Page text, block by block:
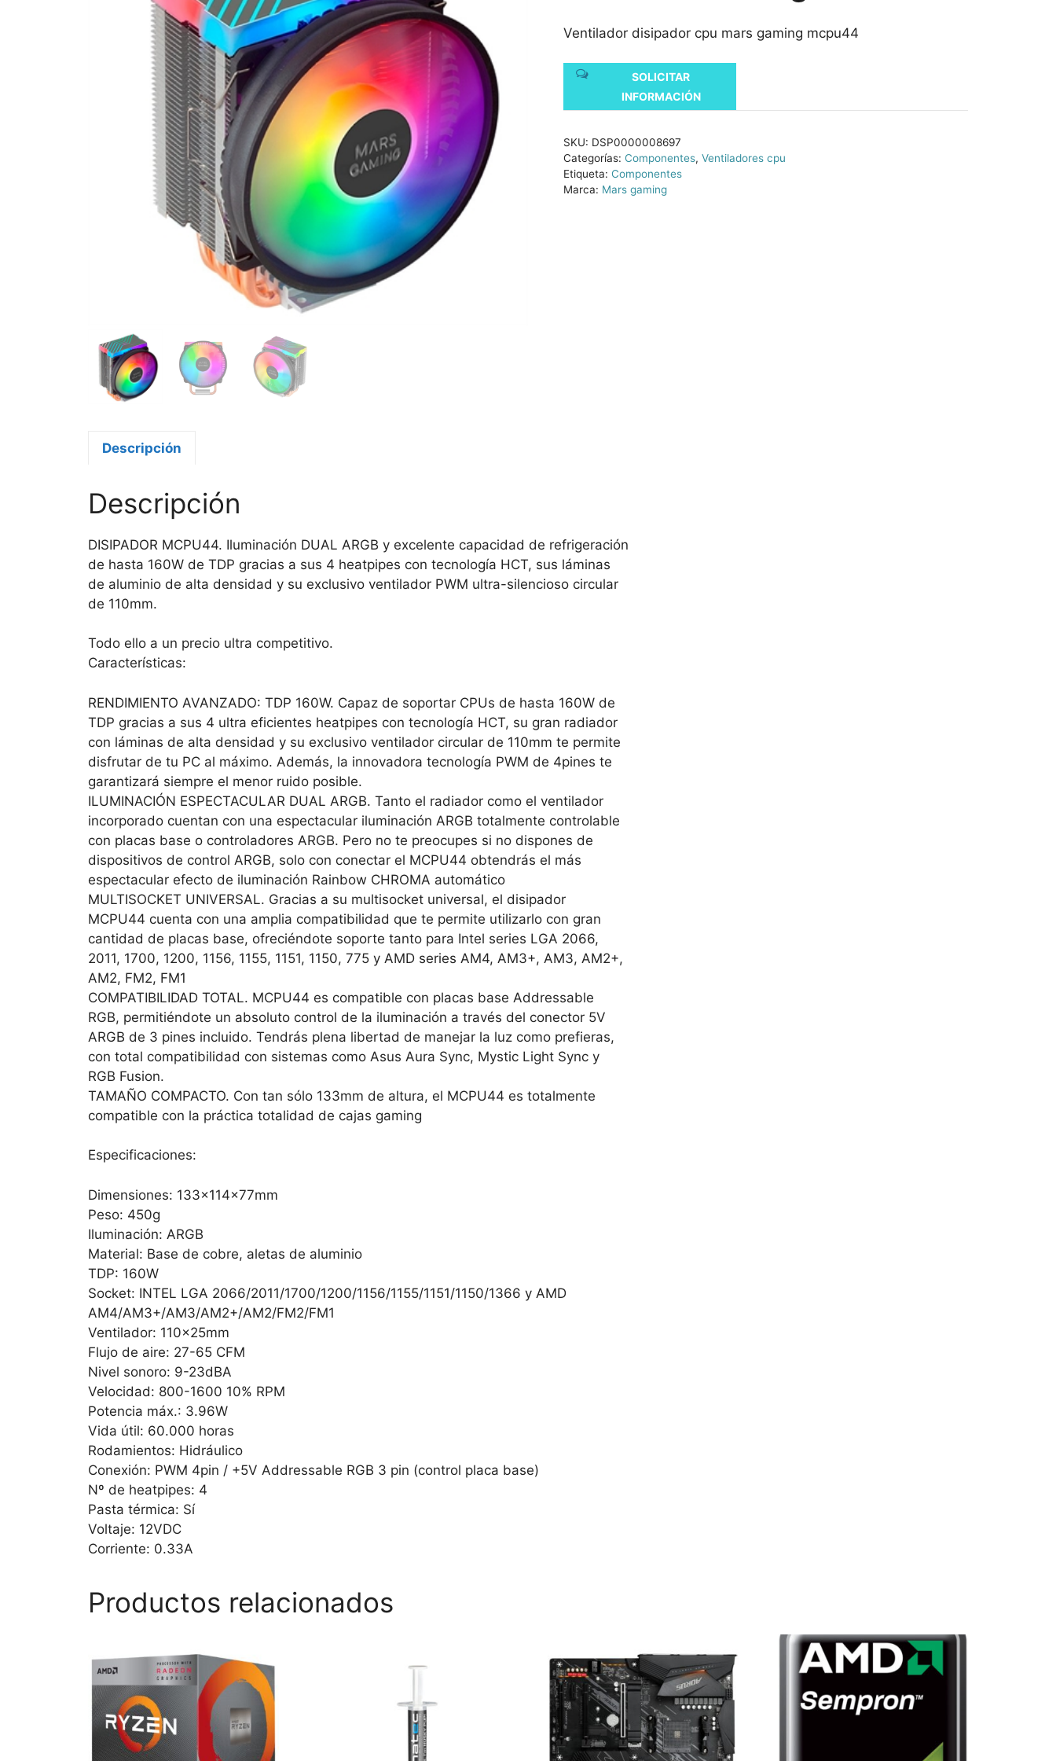
Ventilador disipador cpu mars gaming mcpu44
SOLICITAR
INFORMACIÓN
SKU: DSP0000008697
Categorías: Componentes, Ventiladores cpu
Etiqueta: Componentes
Marca: Mars gaming
Descripción
Descripción
DISIPADOR MCPU44. Iluminación DUAL ARGB y excelente capacidad de refrigeración
de hasta 160W de TDP gracias a sus 4 heatpipes con tecnología HCT, sus láminas
de aluminio de alta densidad y su exclusivo ventilador PWM ultra-silencioso circular
de 110mm.
Todo ello a un precio ultra competitivo.
Características:
RENDIMIENTO AVANZADO: TDP 160W. Capaz de soportar CPUs de hasta 160W de
TDP gracias a sus 4 ultra eficientes heatpipes con tecnología HCT, su gran radiador
con láminas de alta densidad y su exclusivo ventilador circular de 110mm te permite
disfrutar de tu PC al máximo. Además, la innovadora tecnología PWM de 4pines te
garantizará siempre el menor ruido posible.
ILUMINACIÓN ESPECTACULAR DUAL ARGB. Tanto el radiador como el ventilador
incorporado cuentan con una espectacular iluminación ARGB totalmente controlable
con placas base o controladores ARGB. Pero no te preocupes si no dispones de
dispositivos de control ARGB, solo con conectar el MCPU44 obtendrás el más
espectacular efecto de iluminación Rainbow CHROMA automático
MULTISOCKET UNIVERSAL. Gracias a su multisocket universal, el disipador
MCPU44 cuenta con una amplia compatibilidad que te permite utilizarlo con gran
cantidad de placas base, ofreciéndote soporte tanto para Intel series LGA 2066,
2011, 1700, 1200, 1156, 1155, 1151, 1150, 775 y AMD series AM4, AM3+, AM3, AM2+,
AM2, FM2, FM1
COMPATIBILIDAD TOTAL. MCPU44 es compatible con placas base Addressable
RGB, permitiéndote un absoluto control de la iluminación a través del conector 5V
ARGB de 3 pines incluido. Tendrás plena libertad de manejar la luz como prefieras,
con total compatibilidad con sistemas como Asus Aura Sync, Mystic Light Sync y
RGB Fusion.
TAMAÑO COMPACTO. Con tan sólo 133mm de altura, el MCPU44 es totalmente
compatible con la práctica totalidad de cajas gaming
Especificaciones:
Dimensiones: 133x114x77mm
Peso: 450g
Iluminación: ARGB
Material: Base de cobre, aletas de aluminio
TDP: 160W
Socket: INTEL LGA 2066/2011/1700/1200/1156/1155/1151/1150/1366 y AMD
AM4/AM3+/AM3/AM2+/AM2/FM2/FM1
Ventilador: 110x25mm
Flujo de aire: 27-65 CFM
Nivel sonoro: 9-23dBA
Velocidad: 800-1600 10% RPM
Potencia máx.: 3.96W
Vida útil: 60.000 horas
Rodamientos: Hidráulico
Conexión: PWM 4pin / +5V Addressable RGB 3 pin (control placa base)
Nº de heatpipes: 4
Pasta térmica: Sí
Voltaje: 12VDC
Corriente: 0.33A
Productos relacionados